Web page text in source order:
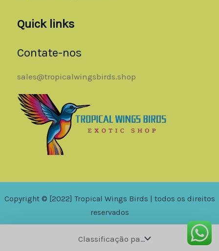
Quick links
Contate-nos
sales@tropicalwingsbirds.shop
Copyright © [2022] Tropical Wings Birds | todos os direitos
reservados